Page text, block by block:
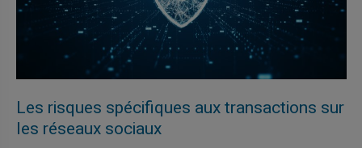
Les risques spécifiques aux transactions sur
les réseaux sociaux